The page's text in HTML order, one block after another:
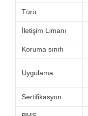
Türü
İletişim Limanı
Koruma sınıfı
Uygulama
Sertifikasyon